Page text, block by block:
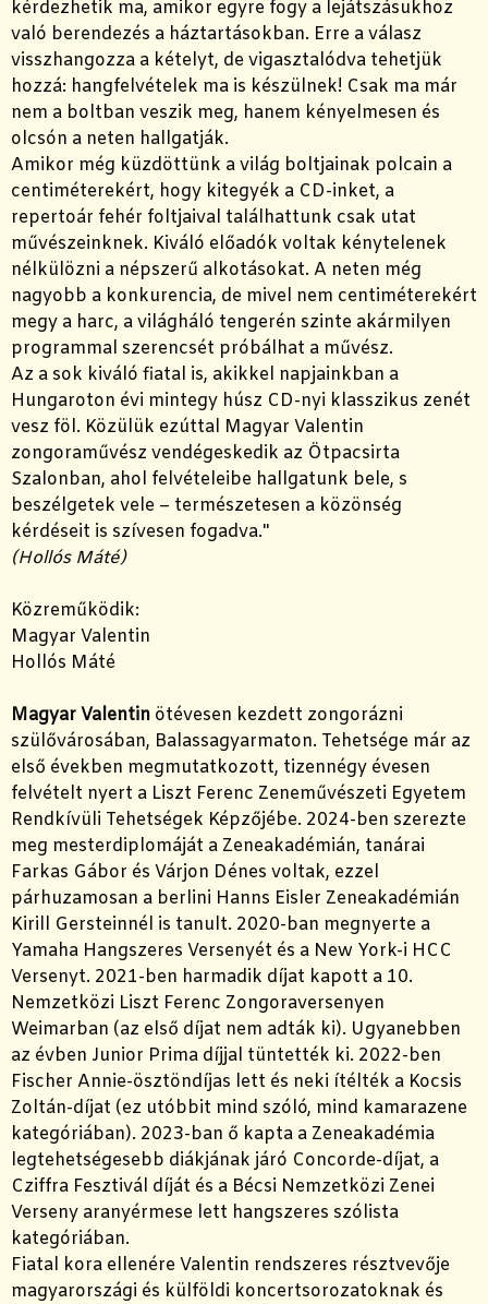
kérdezhetik ma, amikor egyre fogy a lejátszásukhoz
való berendezés a háztartásokban. Erre a válasz
visszhangozza a kételyt, de vigasztalódva tehetjük
hozzá: hangfelvételek ma is készülnek! Csak ma már
nem a boltban veszik meg, hanem kényelmesen és
olcsón a neten hallgatják.
Amikor még küzdöttünk a világ boltjainak polcain a
centiméterekért, hogy kitegyék a CD-inket, a
repertoár fehér foltjaival találhattunk csak utat
művészeinknek. Kiváló előadók voltak kénytelenek
nélkülözni a népszerű alkotásokat. A neten még
nagyobb a konkurencia, de mivel nem centiméterekért
megy a harc, a világháló tengerén szinte akármilyen
programmal szerencsét próbálhat a művész.
Az a sok kiváló fiatal is, akikkel napjainkban a
Hungaroton évi mintegy húsz CD-nyi klasszikus zenét
vesz föl. Közülük ezúttal Magyar Valentin
zongoraművész vendégeskedik az Ötpacsirta
Szalonban, ahol felvételeibe hallgatunk bele, s
beszélgetek vele – természetesen a közönség
kérdéseit is szívesen fogadva."
(Hollós Máté)
Közreműködik:
Magyar Valentin
Hollós Máté
Magyar Valentin ötévesen kezdett zongorázni
szülővárosában, Balassagyarmaton. Tehetsége már az
első években megmutatkozott, tizennégy évesen
felvételt nyert a Liszt Ferenc Zeneművészeti Egyetem
Rendkívüli Tehetségek Képzőjébe. 2024-ben szerezte
meg mesterdiplomáját a Zeneakadémián, tanárai
Farkas Gábor és Várjon Dénes voltak, ezzel
párhuzamosan a berlini Hanns Eisler Zeneakadémián
Kirill Gersteinnél is tanult. 2020-ban megnyerte a
Yamaha Hangszeres Versenyét és a New York-i HCC
Versenyt. 2021-ben harmadik díjat kapott a 10.
Nemzetközi Liszt Ferenc Zongoraversenyen
Weimarban (az első díjat nem adták ki). Ugyanebben
az évben Junior Prima díjjal tüntették ki. 2022-ben
Fischer Annie-ösztöndíjas lett és neki ítélték a Kocsis
Zoltán-díjat (ez utóbbit mind szóló, mind kamarazene
kategóriában). 2023-ban ő kapta a Zeneakadémia
legtehetségesebb diákjának járó Concorde-díjat, a
Cziffra Fesztivál díját és a Bécsi Nemzetközi Zenei
Verseny aranyérmese lett hangszeres szólista
kategóriában.
Fiatal kora ellenére Valentin rendszeres résztvevője
magyarországi és külföldi koncertsorozatoknak és